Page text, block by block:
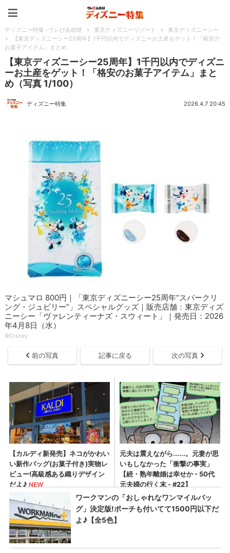
ディズニー特集 -ウレぴあ総研 > 東京ディズニーリゾート >
東京ディズニーシー
>
【東京ディズニーシー25周年】1千円以内でディズニーお土産をゲット！「格安の
お菓子アイテム」まとめ
【東京ディズニーシー25周年】1千円以内でディズニ
ーお土産をゲット！「格安のお菓子アイテム」まと
め（写真 1/100）
ディズニー特集 2026.4.7 20:45
マシュマロ 800円｜「東京ディズニーシー25周年“スパークリ
ング・ジュビリー”」スペシャルグッズ｜販売店舗：東京ディズ
ニーシー「ヴァレンティーナズ・スウィート」｜発売日：2026
年4月8日（水）
©Disney
前の写真 記事に戻る 次の写真